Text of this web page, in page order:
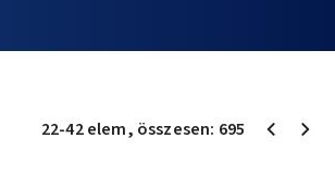
22-42elem, összesen: 695